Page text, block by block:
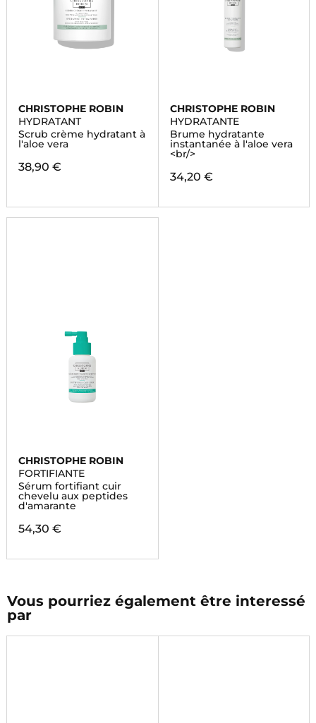
CHRISTOPHE ROBIN
HYDRATANT
Scrub crème hydratant à
l'aloe vera
38,90 €
CHRISTOPHE ROBIN
HYDRATANTE
Brume hydratante
instantanée à l'aloe vera
<br/>
34,20 €
CHRISTOPHE ROBIN
FORTIFIANTE
Sérum fortifiant cuir
chevelu aux peptides
d'amarante
54,30 €
Vous pourriez également être interessé
par